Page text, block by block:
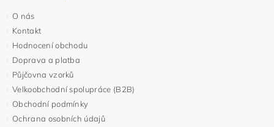
O nás
Kontakt
Hodnocení obchodu
Doprava a platba
Půjčovna vzorků
Velkoobchodní spolupráce (B2B)
Obchodní podmínky
Ochrana osobních údajů